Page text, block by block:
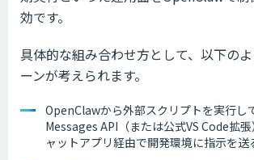
効です。
具体的な組み合わせ方として、以下の
ーンが考えられます。
OpenClawから外部スクリプトを実行
Messages API（または公式VS Code拡
ャットアプリ経由で開発環境に指示を送